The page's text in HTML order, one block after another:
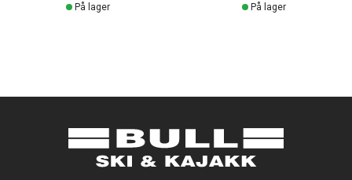
På lager På lager